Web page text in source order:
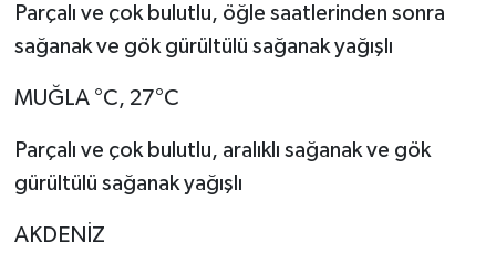
Parçalı ve çok bulutlu, öğle saatlerinden sonra
sağanak ve gök gürültülü sağanak yağışlı
MUĞLA °C, 27°C
Parçalı ve çok bulutlu, aralıklı sağanak ve gök
gürültülü sağanak yağışlı
AKDENİZ